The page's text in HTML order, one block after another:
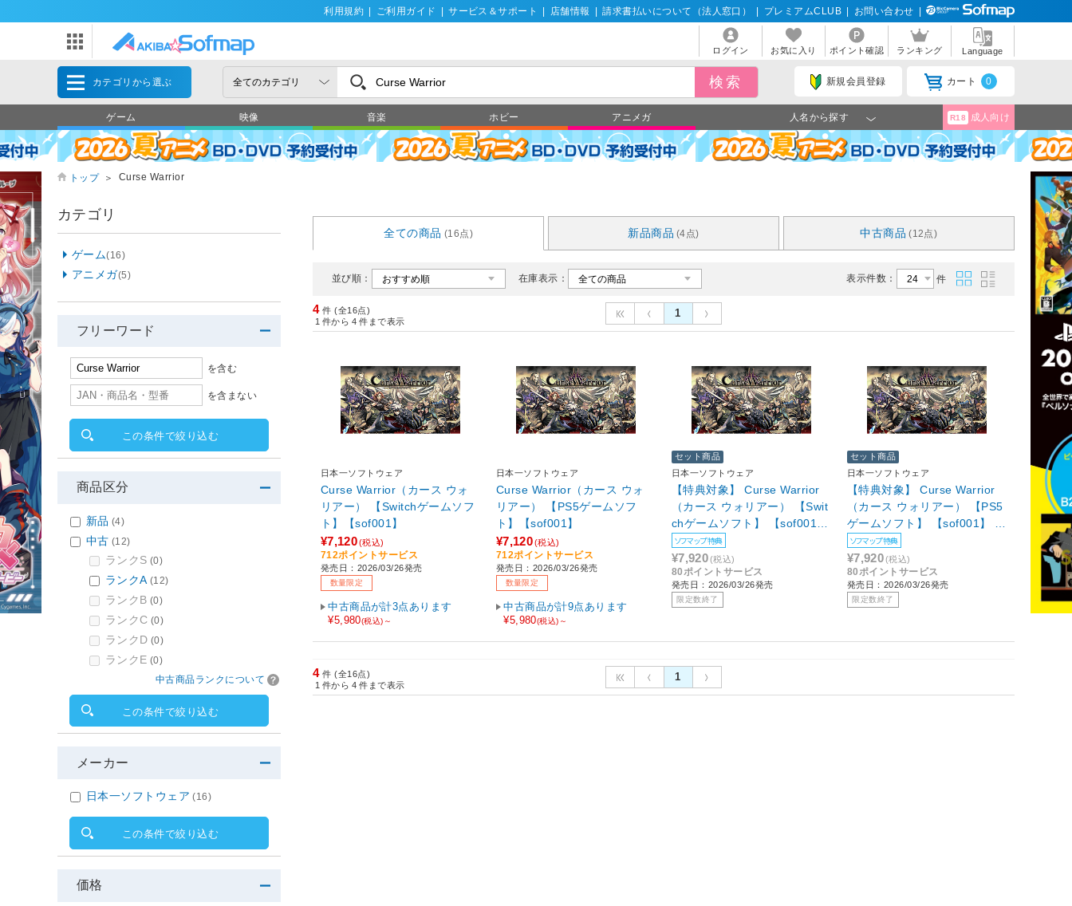
利用規約 ご利用ガイド サービス＆サポート 店舗情報 請求書払いについて（法人窓口） プレミアムCLUB お問い合わせ
ログイン お気に入り ポイント確認 ランキング Language
カテゴリから選ぶ 新規会員登録 カート 0
ゲーム 映像 音楽 ホビー アニメガ 人名から探す R18 成人向け
トップ ＞ Curse Warrior
全ての商品 (16点) 新品商品 (4点) 中古商品 (12点)
並び順： 在庫表示： 表示件数： 件
4 件 (全16点)
1 件から 4 件まで表示
1
日本一ソフトウェア
Curse Warrior（カース ウォ
リアー） 【Switchゲームソフ
ト】【sof001】
¥7,120(税込)
712ポイントサービス
発売日：2026/03/26発売
数量限定
中古商品が計3点あります
¥5,980(税込)～
日本一ソフトウェア
Curse Warrior（カース ウォ
リアー） 【PS5ゲームソフ
ト】【sof001】
¥7,120(税込)
712ポイントサービス
発売日：2026/03/26発売
数量限定
中古商品が計9点あります
¥5,980(税込)～
セット商品
日本一ソフトウェア
【特典対象】 Curse Warrior
（カース ウォリアー） 【Swit
chゲームソフト】 【sof001】
◆ソフマップ特典「B2タペス
トリー」
ソフマップ特典
¥7,920(税込)
80ポイントサービス
発売日：2026/03/26発売
限定数終了
セット商品
日本一ソフトウェア
【特典対象】 Curse Warrior
（カース ウォリアー） 【PS5
ゲームソフト】 【sof001】 ◆
ソフマップ特典「B2タペスト
リー」
ソフマップ特典
¥7,920(税込)
80ポイントサービス
発売日：2026/03/26発売
限定数終了
4 件 (全16点)
1 件から 4 件まで表示
1
カテゴリ
ゲーム(16)
アニメガ(5)
フリーワード
を含む
を含まない
この条件で絞り込む
商品区分
新品 (4)
中古 (12)
ランクS (0)
ランクA (12)
ランクB (0)
ランクC (0)
ランクD (0)
ランクE (0)
中古商品ランクについて
この条件で絞り込む
メーカー
日本一ソフトウェア (16)
この条件で絞り込む
価格